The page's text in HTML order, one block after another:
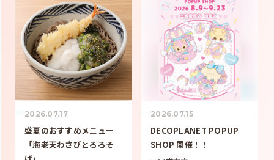
2026.07.17
盛夏のおすすめメニュー
「海老天わさびとろろそ
2026.07.15
DECOPLANET POPUP
SHOP 開催！！